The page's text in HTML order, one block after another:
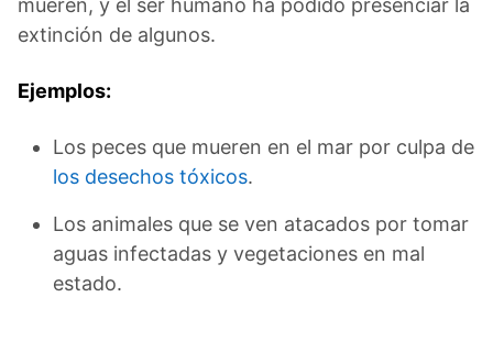
mueren, y el ser humano ha podido presenciar la
extinción de algunos.
Ejemplos:
Los peces que mueren en el mar por culpa de
los desechos tóxicos.
Los animales que se ven atacados por tomar
aguas infectadas y vegetaciones en mal
estado.